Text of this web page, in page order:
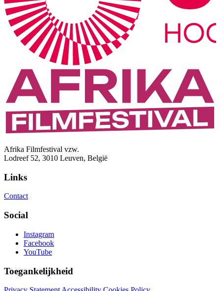
Afrika Filmfestival vzw.
Lodreef 52, 3010 Leuven, België
Links
Contact
Social
Instagram
Facebook
YouTube
Toegankelijkheid